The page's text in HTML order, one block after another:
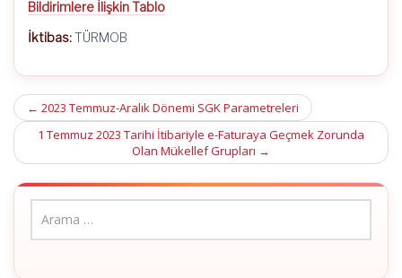
Bildirimlere İlişkin Tablo
İktibas:TÜRMOB
Post
navigation
← 2023 Temmuz-Aralık Dönemi SGK Parametreleri
1 Temmuz 2023 Tarihi İtibariyle e-Faturaya Geçmek Zorunda
Olan Mükellef Grupları →